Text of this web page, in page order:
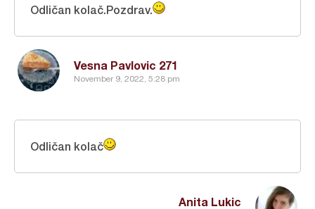
Vesna Pavlovic 271
November 9, 2022, 5:28 pm
Odličan kolač.Pozdrav.
Anita Lukic
Odličan kolač